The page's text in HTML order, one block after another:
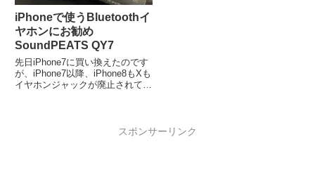
iPhoneで使うBluetoothイ
ヤホンにお勧め
SoundPEATS QY7
先日iPhone7に買い換えたのです
が、iPhone7以降、iPhone8もXも
イヤホンジャックが廃止されてお
スポンサーリンク